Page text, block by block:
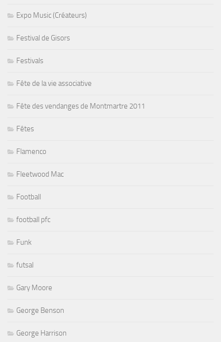
Expo Music (Créateurs)
Festival de Gisors
Festivals
Fête de la vie associative
Fête des vendanges de Montmartre 2011
Fêtes
Flamenco
Fleetwood Mac
Football
football pfc
Funk
futsal
Gary Moore
George Benson
George Harrison